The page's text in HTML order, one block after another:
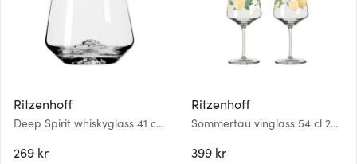
Ritzenhoff
Deep Spirit whiskyglass 41 cl
269 kr
Ritzenhoff
Sommertau vinglass 54 cl 2
399 kr